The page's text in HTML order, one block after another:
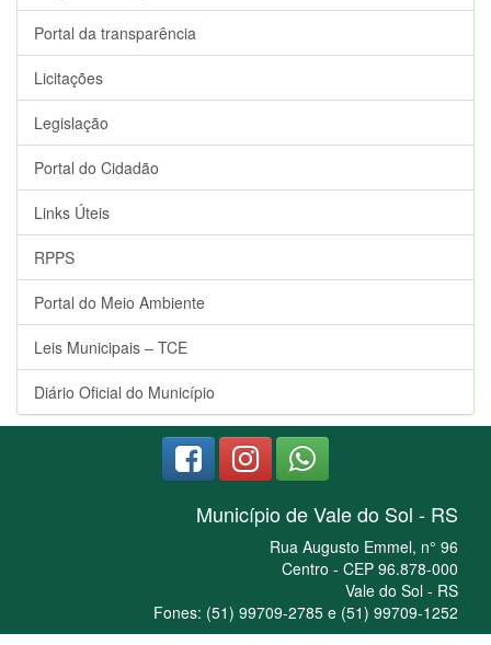
Portal da transparência
Licitações
Legislação
Portal do Cidadão
Links Úteis
RPPS
Portal do Meio Ambiente
Leis Municipais – TCE
Diário Oficial do Município
Município de Vale do Sol - RS
Rua Augusto Emmel, n° 96
Centro - CEP 96.878-000
Vale do Sol - RS
Fones: (51) 99709-2785 e (51) 99709-1252